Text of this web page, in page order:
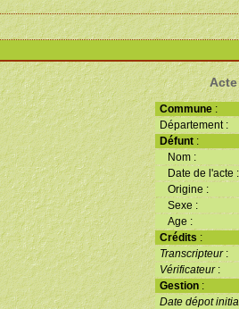
Commune :
Département :
Défunt :
Nom :
Date de l'acte :
Origine :
Sexe :
Age :
Crédits :
Transcripteur:
Vérificateur:
Gestion :
Date dépot